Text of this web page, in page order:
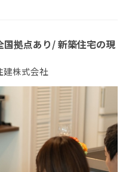
拠点あり/ 新築住宅の現
株式会社